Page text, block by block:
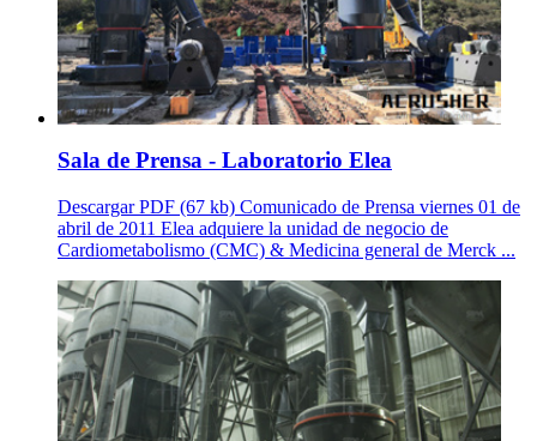
Sala de Prensa - Laboratorio Elea
Descargar PDF (67 kb) Comunicado de Prensa viernes 01 de
abril de 2011 Elea adquiere la unidad de negocio de
Cardiometabolismo (CMC) & Medicina general de Merck ...